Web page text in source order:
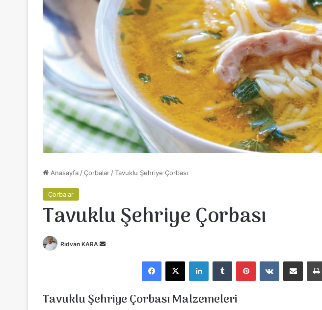
Anasayfa /Çorbalar /Tavuklu Şehriye Çorbası
Çorbalar
Tavuklu Şehriye Çorbası
Ridvan KARA
Bir
Facebook
X LinkedInTumblr PinterestVKontakteE-Posta ile paylaş
Tavuklu Şehriye Çorbası Malzemeleri